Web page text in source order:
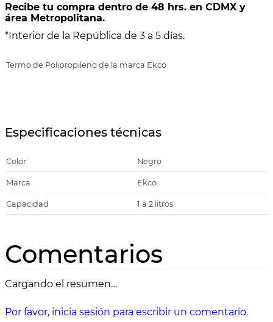
Recibe tu compra dentro de 48 hrs. en CDMX y
área Metropolitana.
*Interior de la República de 3 a 5 días.
Termo de Polipropileno de la marca Ekco
Especificaciones técnicas
Color Negro
Marca Ekco
Capacidad 1 a 2 litros
Comentarios
Cargando el resumen…
Por favor, inicia sesión para escribir un comentario.